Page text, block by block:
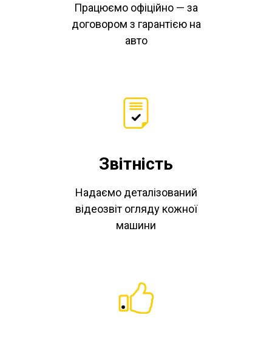
Працюємо офіційно — за
договором з гарантією на
авто
Звітність
Надаємо деталізований
відеозвіт огляду кожної
машини